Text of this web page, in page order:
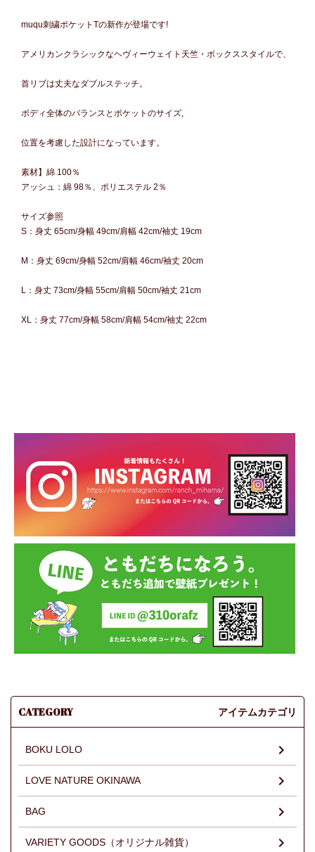
muqu刺繍ポケットTの新作が登場です!
アメリカンクラシックなヘヴィーウェイト天竺・ボックススタイルで、
首リブは丈夫なダブルステッチ。
ボディ全体のバランスとポケットのサイズ,
位置を考慮した設計になっています。
素材】綿 100％
アッシュ：綿 98％、ポリエステル 2％
サイズ参照
S：身丈 65cm/身幅 49cm/肩幅 42cm/袖丈 19cm
M：身丈 69cm/身幅 52cm/肩幅 46cm/袖丈 20cm
L：身丈 73cm/身幅 55cm/肩幅 50cm/袖丈 21cm
XL：身丈 77cm/身幅 58cm/肩幅 54cm/袖丈 22cm
CATEGORY アイテムカテゴリ
BOKU LOLO
LOVE NATURE OKINAWA
BAG
VARIETY GOODS（オリジナル雑貨）